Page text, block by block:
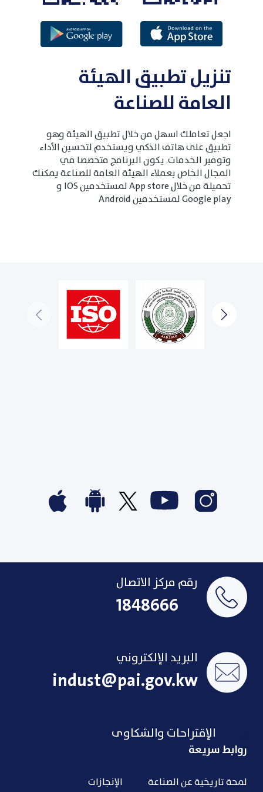
تنزيل تطبيق الهيئة
العامة للصناعة
اجعل تعاملك اسهل من خلال تطبيق الهيئة وهو
تطبيق على هاتف الذكي ويستخدم لتحسين الأداء
وتوفير الخدمات. يكون البرنامج متخصصا في
المجال الخاص بعملاء الهيئة العامة للصناعة يمكنك
تحميلة من خلال App store لمستخدمين IOS و
Google play لمستخدمين Android
رقم مركز الاتصال
1848666
البريد الإلكتروني
indust@pai.gov.kw
الإقتراحات والشكاوى
روابط سريعة
لمحة تاريخية عن الصناعة الإنجازات